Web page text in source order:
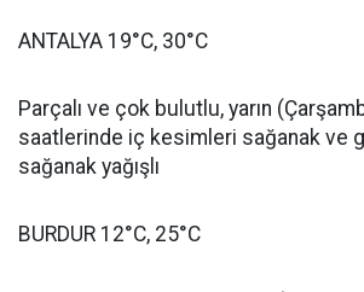
ANTALYA 19°C, 30°C
Parçalı ve çok bulutlu, yarın
saatlerinde iç kesimleri sağanak ve
sağanak yağışlı
BURDUR 12°C, 25°C